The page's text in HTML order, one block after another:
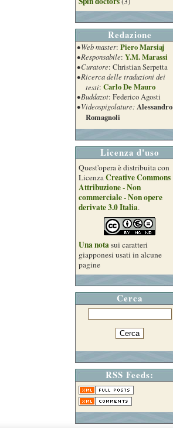
Redazione
• Web master: Piero Marsiaj
• Responsabile: Y.M. Marassi
• Curatore: Christian Serpetta
• Ricerca delle traduzioni dei
testi: Carlo De Mauro
• Buddazot: Federico Agosti
• Videospigolature:Alessandro
Romagnoli
Licenza d'uso
Quest'opera è distribuita con
LicenzaCreative Commons
Attribuzione - Non
commerciale - Non opere
derivate 3.0 Italia.
Una notasui caratteri
giapponesi usati in alcune
pagine
Cerca
RSS Feeds: